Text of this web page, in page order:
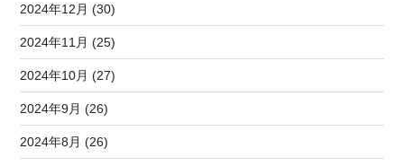
2024年12月 (30)
2024年11月 (25)
2024年10月 (27)
2024年9月 (26)
2024年8月 (26)